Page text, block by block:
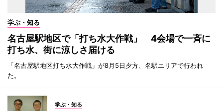
学ぶ・知る
名古屋駅地区で「打ち水大作戦」 4会場で一斉に
打ち水、街に涼しさ届ける
「名古屋駅地区打ち水大作戦」が8月5日夕方、名駅エリアで行われ
た。
学ぶ・知る